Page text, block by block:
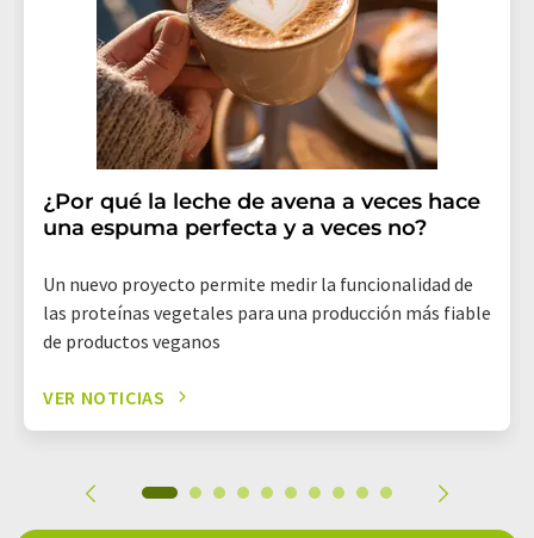
¿Por qué la leche de avena a veces hace
una espuma perfecta y a veces no?
Un nuevo proyecto permite medir la funcionalidad de
las proteínas vegetales para una producción más fiable
de productos veganos
VER NOTICIAS